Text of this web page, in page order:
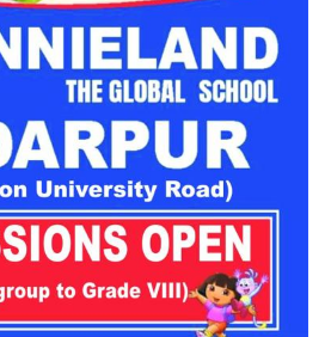
से बेहद नाराज हैं। वो मानते हैं कि भाजपा
के कई कार्य हुए हैं। लेकिन कई ऐसे काम हैं
उस पर कार्रवाई नहीं हुई। आंतरिक
ढिलाई, युवाओं में नाराजगी की भी बात
में सोशल मीडिया पर भी इस तरीके के कई